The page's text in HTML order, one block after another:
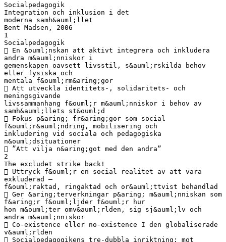
Socialpedagogik
Integration och inklusion i det
moderna samh&auml;llet
Bent Madsen, 2006
1
Socialpedagogik
 En &ouml;nskan att aktivt integrera och inkludera
andra m&auml;nniskor i
gemenskapen oavsett livsstil, s&auml;rskilda behov
eller fysiska och
mentala f&ouml;rm&aring;gor
 Att utveckla identitets-, solidaritets- och
meningsgivande
livssammanhang f&ouml;r m&auml;nniskor i behov av
samh&auml;llets st&ouml;d
 Fokus p&aring; fr&aring;gor som social
f&ouml;r&auml;ndring, mobilisering och
inkludering vid sociala och pedagogiska
n&ouml;dsituationer
 ”Att vilja n&aring;got med den andra”
2
The excludet strike back!
 Uttryck f&ouml;r en social realitet av att vara
exkluderad –
f&ouml;raktad, ringaktad och or&auml;ttvist behandlad
 Ger &aring;terverkningar p&aring; m&auml;nniskan som
f&aring;r f&ouml;ljder f&ouml;r hur
hon m&ouml;ter omv&auml;rlden, sig sj&auml;lv och
andra m&auml;nniskor
 Co-existence eller no-existence I den globaliserade
v&auml;rlden
 Socialpedagogikens tre-dubbla inriktning: mot